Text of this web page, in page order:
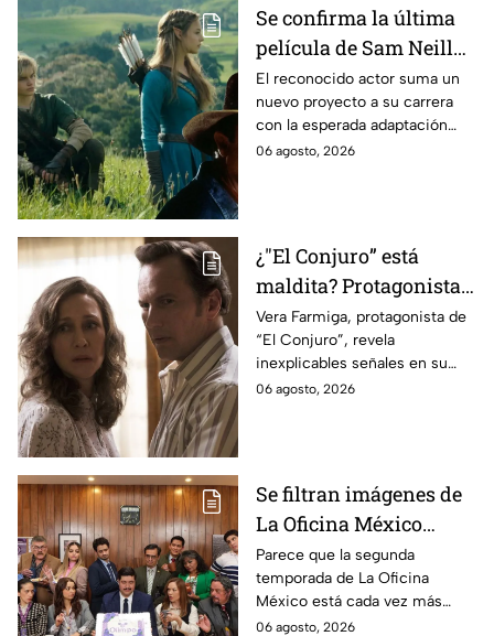
Se confirma la última
película de Sam Neill
antes de morir: esto es
lo que se sabe hasta
ahora
El reconocido actor suma un
nuevo proyecto a su carrera
con la esperada adaptación
cinematográfica del popular
06 agosto, 2026
¿"El Conjuro” está
maldita? Protagonista
revela INQUIETANTES
señales en su cuerpo
durante la grabación de
la película
Vera Farmiga, protagonista de
“El Conjuro”, revela
inexplicables señales en su
cuerpo durante el rodaje de la
06 agosto, 2026
Se filtran imágenes de
La Oficina México
temporada 2 y un
detalle desata teorías
entre los fans
Parece que la segunda
temporada de La Oficina
México está cada vez más
cerca, pues el elenco ya se
06 agosto, 2026